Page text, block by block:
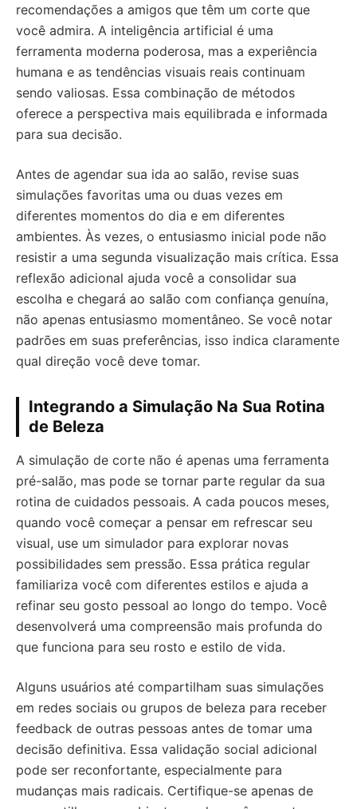
recomendações a amigos que têm um corte que
você admira. A inteligência artificial é uma
ferramenta moderna poderosa, mas a experiência
humana e as tendências visuais reais continuam
sendo valiosas. Essa combinação de métodos
oferece a perspectiva mais equilibrada e informada
para sua decisão.
Antes de agendar sua ida ao salão, revise suas
simulações favoritas uma ou duas vezes em
diferentes momentos do dia e em diferentes
ambientes. Às vezes, o entusiasmo inicial pode não
resistir a uma segunda visualização mais crítica. Essa
reflexão adicional ajuda você a consolidar sua
escolha e chegará ao salão com confiança genuína,
não apenas entusiasmo momentâneo. Se você notar
padrões em suas preferências, isso indica claramente
qual direção você deve tomar.
Integrando a Simulação Na Sua Rotina
de Beleza
A simulação de corte não é apenas uma ferramenta
pré-salão, mas pode se tornar parte regular da sua
rotina de cuidados pessoais. A cada poucos meses,
quando você começar a pensar em refrescar seu
visual, use um simulador para explorar novas
possibilidades sem pressão. Essa prática regular
familiariza você com diferentes estilos e ajuda a
refinar seu gosto pessoal ao longo do tempo. Você
desenvolverá uma compreensão mais profunda do
que funciona para seu rosto e estilo de vida.
Alguns usuários até compartilham suas simulações
em redes sociais ou grupos de beleza para receber
feedback de outras pessoas antes de tomar uma
decisão definitiva. Essa validação social adicional
pode ser reconfortante, especialmente para
mudanças mais radicais. Certifique-se apenas de